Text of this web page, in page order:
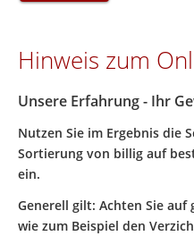
Hinweis zum
Unsere Erfahrung - Ihr
Nutzen Sie im Ergebnis die
Sortierung von billig auf
ein.
Generell gilt: Achten Sie
wie zum Beispiel den